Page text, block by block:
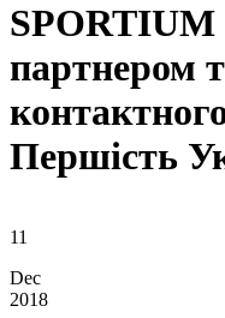
SPORTIUM
партнером
Першість
11
Dec
2018